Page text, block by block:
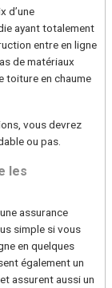
d’une
ayant totalement
entre en ligne
de matériaux
toiture en chaume
vous devrez
ou pas.
les
assurance
simple si vous
en quelques
également un
assurent aussi un